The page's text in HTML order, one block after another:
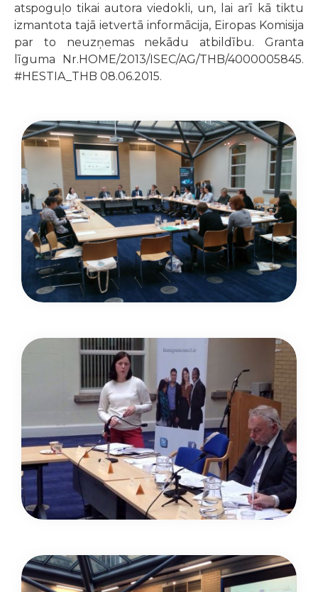
atspoguļo tikai autora viedokli, un, lai arī kā tiktu
izmantota tajā ietvertā informācija, Eiropas Komisija
par to neuzņemas nekādu atbildību. Granta
līguma Nr.HOME/2013/ISEC/AG/THB/4000005845.
#HESTIA_THB 08.06.2015.